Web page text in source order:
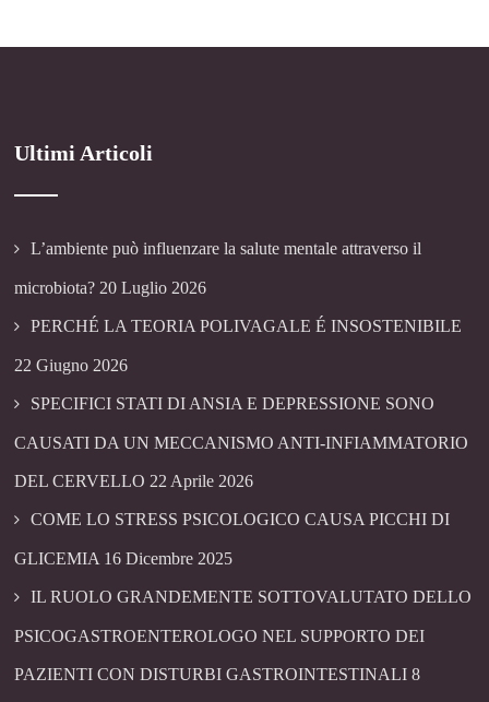
Ultimi Articoli
L’ambiente può influenzare la salute mentale attraverso il
microbiota? 20 Luglio 2026
PERCHÉ LA TEORIA POLIVAGALE É INSOSTENIBILE
22 Giugno 2026
SPECIFICI STATI DI ANSIA E DEPRESSIONE SONO
CAUSATI DA UN MECCANISMO ANTI-INFIAMMATORIO
DEL CERVELLO 22 Aprile 2026
COME LO STRESS PSICOLOGICO CAUSA PICCHI DI
GLICEMIA 16 Dicembre 2025
IL RUOLO GRANDEMENTE SOTTOVALUTATO DELLO
PSICOGASTROENTEROLOGO NEL SUPPORTO DEI
PAZIENTI CON DISTURBI GASTROINTESTINALI 8